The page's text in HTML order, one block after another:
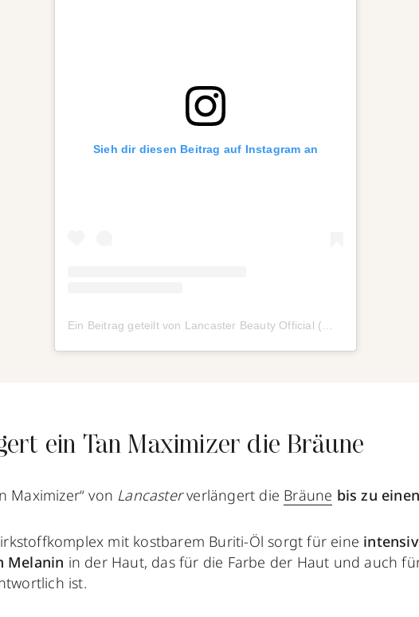
Sieh dir diesen Beitrag auf Instagram an
ein Tan Maximizer die Bräune
Maximizer“ von Lancasterverlängert die Bräune bis zu
mit kostbarem Buriti-Öl sorgt für eine
Melanin in der Haut, das für die Farbe der Haut und auch
ist.